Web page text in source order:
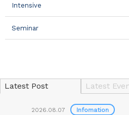
Intensive
Seminar
Latest Post Latest
2026.08.07 Infomation